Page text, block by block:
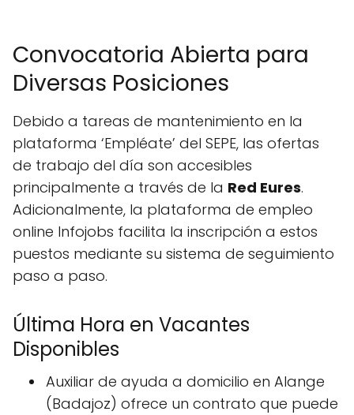
Convocatoria Abierta para
Diversas Posiciones
Debido a tareas de mantenimiento en la
plataforma ‘Empléate’ del SEPE, las ofertas
de trabajo del día son accesibles
principalmente a través de la Red Eures.
Adicionalmente, la plataforma de empleo
online Infojobs facilita la inscripción a estos
puestos mediante su sistema de seguimiento
paso a paso.
Última Hora en Vacantes
Disponibles
Auxiliar de ayuda a domicilio en Alange
(Badajoz) ofrece un contrato que puede